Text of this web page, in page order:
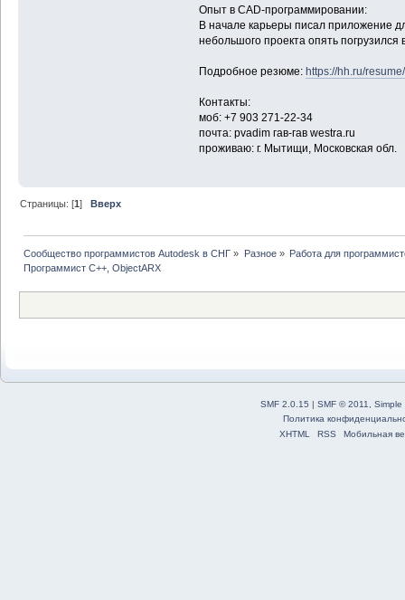
Опыт в CAD-программировании:
В начале карьеры писал приложение
небольшого проекта опять погрузился
Подробное резюме: https://hh.ru/
Контакты:
моб: +7 903 271-22-34
почта: pvadim гав-гав westra.ru
проживаю: г. Мытищи, Московская обл.
Страницы: [1]Вверх
Сообщество программистов Autodesk в СНГ » Разное» Работа для
Программист С++, ObjectARX
SMF 2.0.15 | SMF © 2011
Simple
Политика
XHTML
RSS Мобильная